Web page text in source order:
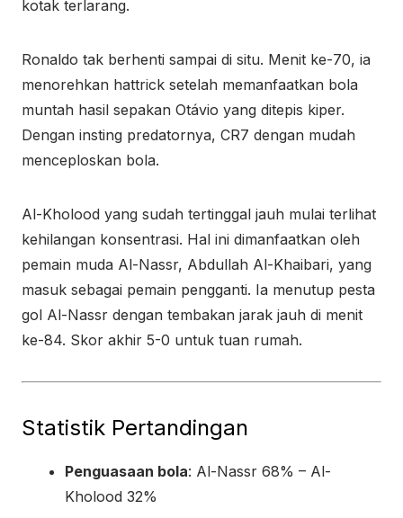
kotak terlarang.
Ronaldo tak berhenti sampai di situ. Menit ke-70, ia
menorehkan hattrick setelah memanfaatkan bola
muntah hasil sepakan Otávio yang ditepis kiper.
Dengan insting predatornya, CR7 dengan mudah
menceploskan bola.
Al-Kholood yang sudah tertinggal jauh mulai terlihat
kehilangan konsentrasi. Hal ini dimanfaatkan oleh
pemain muda Al-Nassr, Abdullah Al-Khaibari, yang
masuk sebagai pemain pengganti. Ia menutup pesta
gol Al-Nassr dengan tembakan jarak jauh di menit
ke-84. Skor akhir 5-0 untuk tuan rumah.
Statistik Pertandingan
Penguasaan bola: Al-Nassr 68% – Al-
Kholood 32%